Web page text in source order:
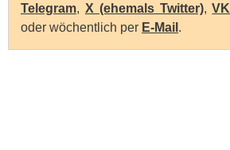
Telegram, X (ehemals Twitter),VK
oder wöchentlich per E-Mail .